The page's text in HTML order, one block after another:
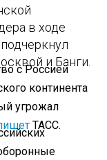
в ходе
и Банги.
с Россией
континента
угрожал
ТАСС.